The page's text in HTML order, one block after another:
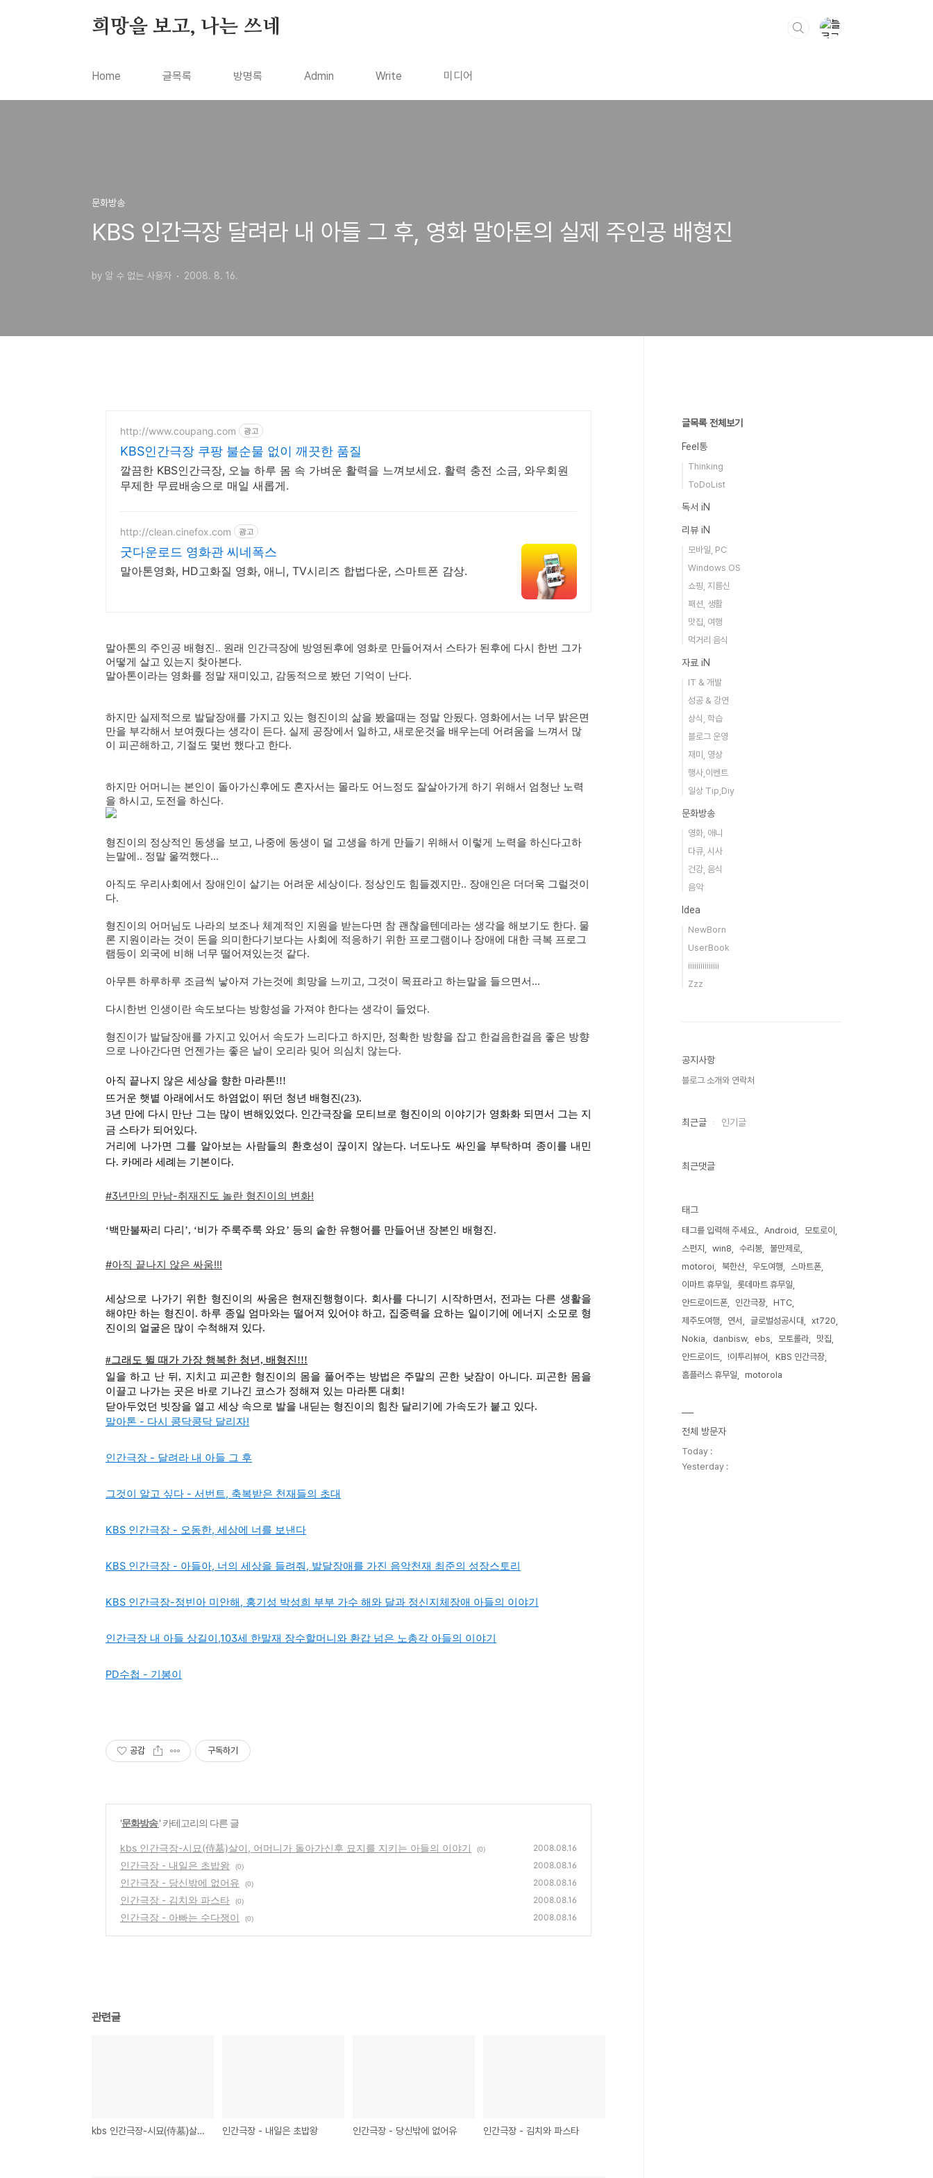
희망을 보고, 나는 쓰네
Home 글목록 방명록 Admin Write 미디어
문화방송
KBS 인간극장 달려라 내 아들 그 후, 영화 말아톤의 실제 주인공 배형진
by 알 수 없는 사용자 2008. 8. 16.
http://www.coupang.com 광고
KBS인간극장 쿠팡 불순물 없이 깨끗한 품질
깔끔한 KBS인간극장, 오늘 하루 몸 속 가벼운 활력을 느껴보세요. 활력 충전 소금, 와우회원
무제한 무료배송으로 매일 새롭게.
http://clean.cinefox.com 광고
굿다운로드 영화관 씨네폭스
말아톤영화, HD고화질 영화, 애니, TV시리즈 합법다운, 스마트폰 감상.
말아톤의 주인공 배형진.. 원래 인간극장에 방영된후에 영화로 만들어져서 스타가 된후에 다시 한번 그가
어떻게 살고 있는지 찾아본다.
말아톤이라는 영화를 정말 재미있고, 감동적으로 봤던 기억이 난다.
하지만 실제적으로 발달장애를 가지고 있는 형진이의 삶을 봤을때는 정말 안됬다. 영화에서는 너무 밝은면
만을 부각해서 보여줬다는 생각이 든다. 실제 공장에서 일하고, 새로운것을 배우는데 어려움을 느껴서 많
이 피곤해하고, 기절도 몇번 했다고 한다.
하지만 어머니는 본인이 돌아가신후에도 혼자서는 몰라도 어느정도 잘살아가게 하기 위해서 엄청난 노력
을 하시고, 도전을 하신다.
형진이의 정상적인 동생을 보고, 나중에 동생이 덜 고생을 하게 만들기 위해서 이렇게 노력을 하신다고하
는말에.. 정말 울꺽했다...
아직도 우리사회에서 장애인이 살기는 어려운 세상이다. 정상인도 힘들겠지만.. 장애인은 더더욱 그럴것이
다.
형진이의 어머님도 나라의 보조나 체계적인 지원을 받는다면 참 괜찮을텐데라는 생각을 해보기도 한다. 물
론 지원이라는 것이 돈을 의미한다기보다는 사회에 적응하기 위한 프로그램이나 장애에 대한 극복 프로그
램등이 외국에 비해 너무 떨어져있는것 같다.
아무튼 하루하루 조금씩 낳아져 가는것에 희망을 느끼고, 그것이 목표라고 하는말을 들으면서...
다시한번 인생이란 속도보다는 방향성을 가져야 한다는 생각이 들었다.
형진이가 발달장애를 가지고 있어서 속도가 느리다고 하지만, 정확한 방향을 잡고 한걸음한걸음 좋은 방향
으로 나아간다면 언젠가는 좋은 날이 오리라 밎어 의심치 않는다.
아직 끝나지 않은 세상을 향한 마라톤!!!
뜨거운 햇볕 아래에서도 하염없이 뛰던 청년 배형진(23).
3년 만에 다시 만난 그는 많이 변해있었다. 인간극장을 모티브로 형진이의 이야기가 영화화 되면서 그는 지
금 스타가 되어있다.
거리에 나가면 그를 알아보는 사람들의 환호성이 끊이지 않는다. 너도나도 싸인을 부탁하며 종이를 내민
다. 카메라 세례는 기본이다.
#3년만의 만남-취재진도 놀란 형진이의 변화!
‘백만불짜리 다리’, ‘비가 주룩주룩 와요’ 등의 숱한 유행어를 만들어낸 장본인 배형진.
#아직 끝나지 않은 싸움!!!
세상으로 나가기 위한 형진이의 싸움은 현재진행형이다. 회사를 다니기 시작하면서, 전과는 다른 생활을
해야만 하는 형진이. 하루 종일 엄마와는 떨어져 있어야 하고, 집중력을 요하는 일이기에 에너지 소모로 형
진이의 얼굴은 많이 수척해져 있다.
#그래도 뛸 때가 가장 행복한 청년, 배형진!!!
일을 하고 난 뒤, 지치고 피곤한 형진이의 몸을 풀어주는 방법은 주말의 곤한 낮잠이 아니다. 피곤한 몸을
이끌고 나가는 곳은 바로 기나긴 코스가 정해져 있는 마라톤 대회!
닫아두었던 빗장을 열고 세상 속으로 발을 내딛는 형진이의 힘찬 달리기에 가속도가 붙고 있다.
말아톤 - 다시 콩닥콩닥 달리자!
인간극장 - 달려라 내 아들 그 후
그것이 알고 싶다 - 서번트, 축복받은 천재들의 초대
KBS 인간극장 - 오동한, 세상에 너를 보낸다
KBS 인간극장 - 아들아, 너의 세상을 들려줘, 발달장애를 가진 음악천재 최준의 성장스토리
KBS 인간극장-정빈아 미안해, 홍기성 박성희 부부 가수 해와 달과 정신지체장애 아들의 이야기
인간극장 내 아들 상길이,103세 한말재 장수할머니와 환갑 넘은 노총각 아들의 이야기
PD수첩 - 기봉이
공감 구독하기
'문화방송' 카테고리의 다른 글
kbs 인간극장-시묘(侍墓)살이, 어머니가 돌아가신후 묘지를 지키는 아들의 이야기 (0) 2008.08.16
인간극장 - 내일은 초밥왕 (0) 2008.08.16
인간극장 - 당신밖에 없어유 (0) 2008.08.16
인간극장 - 김치와 파스타 (0) 2008.08.16
인간극장 - 아빠는 수다쟁이 (0) 2008.08.16
관련글
kbs 인간극장-시묘(侍墓)살이, 어머니가 돌아가신후 묘지를 지키는 아들의 이야기 인간극장 - 내일은 초밥왕 인간극장 - 당신밖에 없어유 인간극장 - 김치와 파스타
글목록 전체보기
Feel통
Thinking
ToDoList
독서 iN
리뷰 iN
모바일, PC
Windows OS
쇼핑, 지름신
패션, 생활
맛집, 여행
먹거리 음식
자료 iN
IT & 개발
성공 & 강연
상식, 학습
블로그 운영
재미, 영상
행사,이벤트
일상 Tip,Diy
문화방송
영화, 애니
다큐, 시사
건강, 음식
음악
Idea
NewBorn
UserBook
iiiiiiiiiiiiiii
Zzz
공지사항
블로그 소개와 연락처
최근글 인기글
최근댓글
태그
태그를 입력해 주세요. Android
모토로이
스펀지
win8 수리봉
불만제로
motoroi
북한산 우도여행
스마트폰
이마트 휴무일
롯데마트 휴무일
안드로이드폰
인간극장
HTC
제주도여행
연서 글로벌성공시대
xt720
Nokia
danbisw ebs 모토롤라
맛집
안드로이드
!이투리뷰어
KBS 인간극장
홈플러스 휴무일
motorola
전체 방문자
Today :
Yesterday :